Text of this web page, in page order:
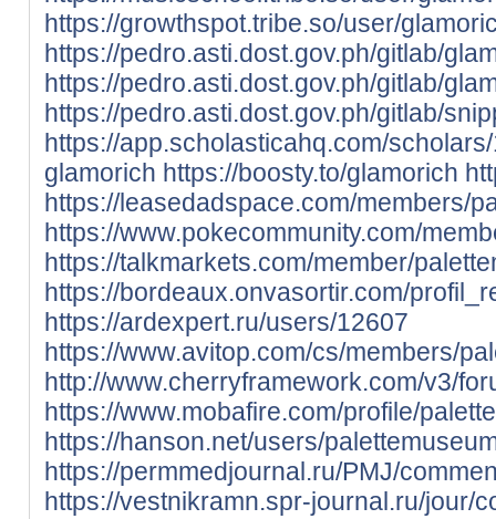
https://growthspot.tribe.so/user/
https://pedro.asti.dost.gov.ph/gitlab/
https://pedro.asti.dost.gov.ph/gitlab/
https://pedro.asti.dost.gov.ph/gitlab/
https://app.scholasticahq.com/
glamorich https://boosty.to/glamorich
https://leasedadspace.com/members/
https://www.pokecommunity.com/
https://talkmarkets.com/member/
https://bordeaux.onvasortir.com/
https://ardexpert.ru/users/12607
https://www.avitop.com/cs/members/
http://www.cherryframework.com/v3/
https://www.mobafire.com/profile/
https://hanson.net/users/
https://permmedjournal.ru/PMJ/
https://vestnikramn.spr-journal.ru/jour/